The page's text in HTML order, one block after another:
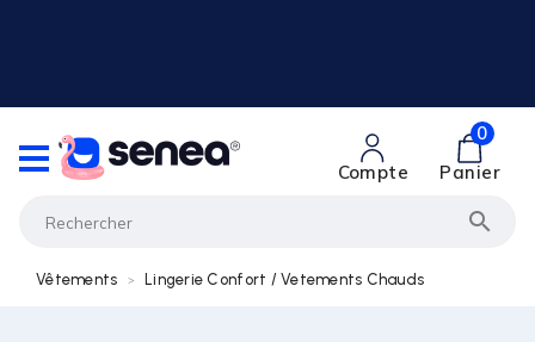

Compte
0
Panier
Vêtements Lingerie Confort / Vetements Chauds